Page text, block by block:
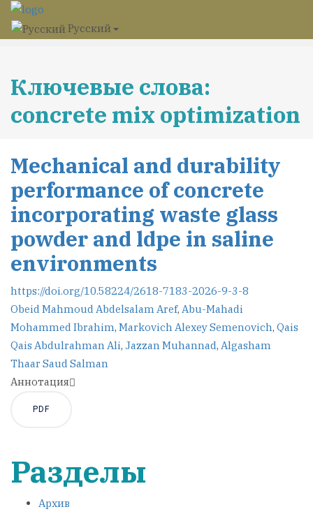
Русский
Ключевые слова:
concrete mix optimization
Mechanical and durability
performance of concrete
incorporating waste glass
powder and ldpe in saline
environments
https://doi.org/10.58224/2618-7183-2026-9-3-8
Obeid Mahmoud Abdelsalam Aref, Abu-Mahadi
Mohammed Ibrahim, Markovich Alexey Semenovich, Qais
Qais Abdulrahman Ali, Jazzan Muhannad, Algasham
Thaar Saud Salman
Аннотация
PDF
Разделы
Архив